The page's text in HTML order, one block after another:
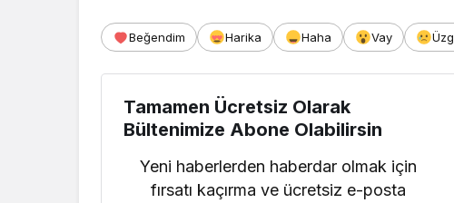
Beğendim Harika Haha Vay
Tamamen Ücretsiz Olarak
Bültenimize Abone Olabilirsin
Yeni haberlerden haberdar olmak için
fırsatı kaçırma ve ücretsiz e-posta